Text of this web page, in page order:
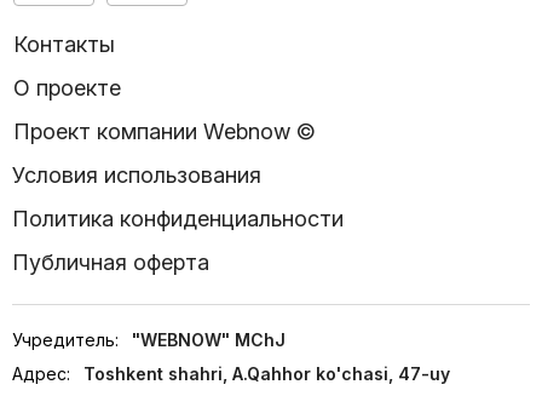
Контакты
О проекте
Проект компании Webnow ©
Условия использования
Политика конфиденциальности
Публичная оферта
Учредитель:
"WEBNOW" MChJ
Адрес:
Toshkent shahri, A.Qahhor ko'chasi, 47-uy